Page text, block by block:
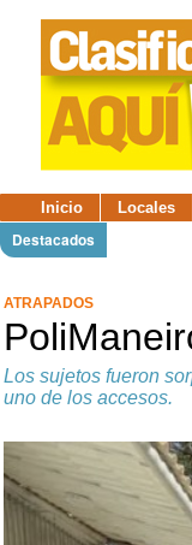
Inicio Locales
Destacados
ATRAPADOS
Los sujetos fueron
uno de los accesos.